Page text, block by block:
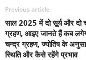
Previous article
साल 2025 में दो सूर्य और दो
ग्रहण, आइए जानते हैं कब
चन्द्र ग्रहण, ज्योतिष के
स्थिति और कैसे रहेंगे प्रभाव